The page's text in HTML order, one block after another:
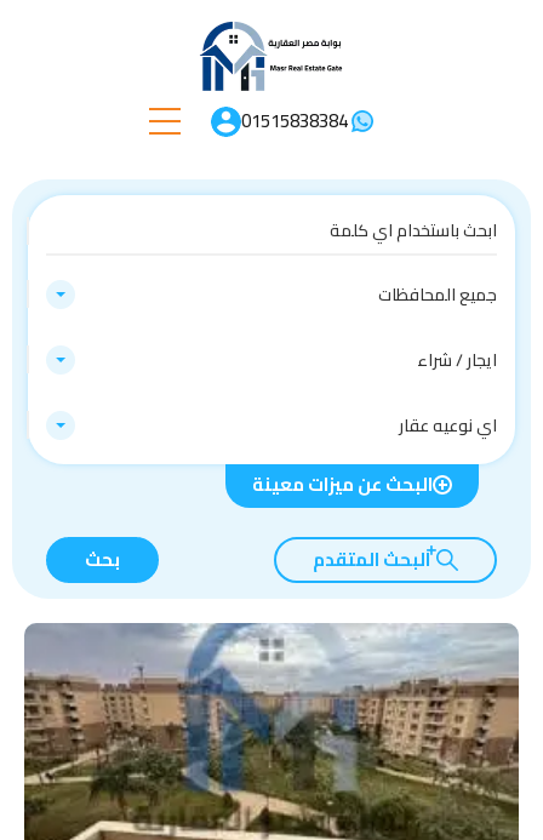
01515838384
جميع المحافظات
ايجار / شراء
اي نوعيه عقار
البحث عن ميزات معينة
البحث المتقدم بحث